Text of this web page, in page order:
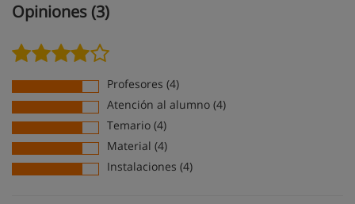
Opiniones (3)
Profesores (4)
Atención al alumno (4)
Temario (4)
Material (4)
Instalaciones (4)